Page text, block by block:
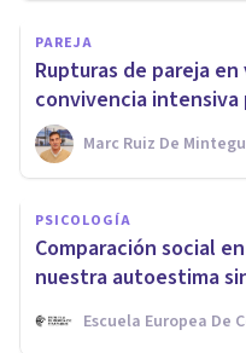
PAREJA
Rupturas de pareja
convivencia intensiva
Marc Ruiz De
PSICOLOGÍA
Comparación social
nuestra autoestima
Escuela Europea De